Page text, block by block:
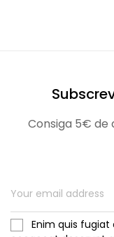
Consiga 5€ de
Enim quis